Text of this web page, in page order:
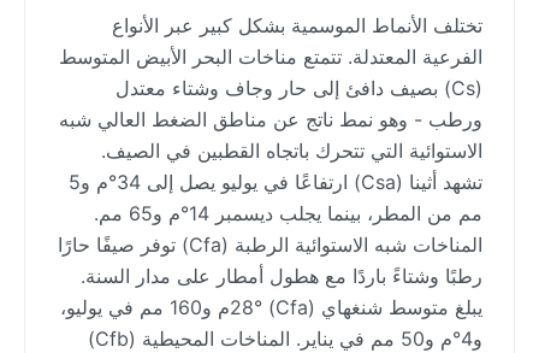
تختلف الأنماط الموسمية بشكل كبير عبر الأنواع
الفرعية المعتدلة. تتمتع مناخات البحر الأبيض المتوسط
(Cs) بصيف دافئ إلى حار وجاف وشتاء معتدل
ورطب - وهو نمط ناتج عن مناطق الضغط العالي شبه
الاستوائية التي تتحرك باتجاه القطبين في الصيف.
تشهد أثينا (Csa) ارتفاعًا في يوليو يصل إلى 34°م و5
مم من المطر، بينما يجلب ديسمبر 14°م و65 مم.
المناخات شبه الاستوائية الرطبة (Cfa) توفر صيفًا حارًا
رطبًا وشتاءً باردًا مع هطول أمطار على مدار السنة.
يبلغ متوسط شنغهاي (Cfa) 28°م و160 مم في يوليو،
و4°م و50 مم في يناير. المناخات المحيطية (Cfb)